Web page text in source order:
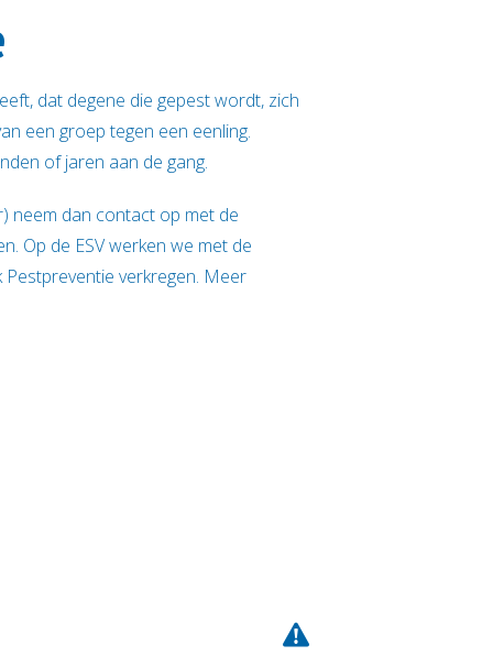
dat degene die gepest wordt, zich
een groep tegen een eenling.
of jaren aan de gang.
neem dan contact op met de
Op de ESV werken we met de
verkregen. Meer